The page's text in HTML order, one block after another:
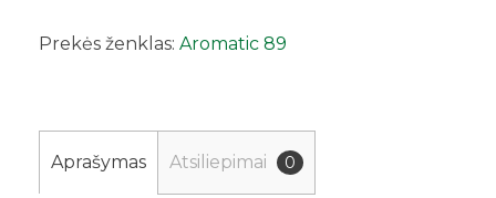
Prekės ženklas: Aromatic 89
Aprašymas Atsiliepimai 0